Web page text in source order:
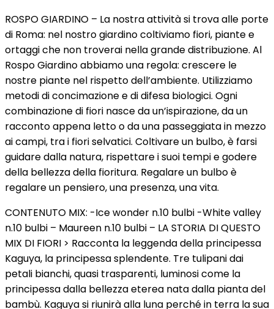
ROSPO GIARDINO – La nostra attività si trova alle porte
di Roma: nel nostro giardino coltiviamo fiori, piante e
ortaggi che non troverai nella grande distribuzione. Al
Rospo Giardino abbiamo una regola: crescere le
nostre piante nel rispetto dell’ambiente. Utilizziamo
metodi di concimazione e di difesa biologici. Ogni
combinazione di fiori nasce da un’ispirazione, da un
racconto appena letto o da una passeggiata in mezzo
ai campi, tra i fiori selvatici. Coltivare un bulbo, è farsi
guidare dalla natura, rispettare i suoi tempi e godere
della bellezza della fioritura. Regalare un bulbo è
regalare un pensiero, una presenza, una vita.
CONTENUTO MIX: -Ice wonder n.10 bulbi -White valley
n.10 bulbi – Maureen n.10 bulbi – LA STORIA DI QUESTO
MIX DI FIORI > Racconta la leggenda della principessa
Kaguya, la principessa splendente. Tre tulipani dai
petali bianchi, quasi trasparenti, luminosi come la
principessa dalla bellezza eterea nata dalla pianta del
bambù. Kaguya si riunirà alla luna perché in terra la sua